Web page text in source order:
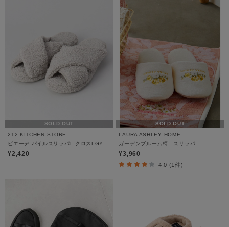
SOLD OUT
212 KITCHEN STORE
ピエーデ パイルスリッパL クロスLGY
¥2,420
SOLD OUT
LAURA ASHLEY HOME
ガーデンブルーム柄 スリッパ
¥3,960
4.0 (1件)